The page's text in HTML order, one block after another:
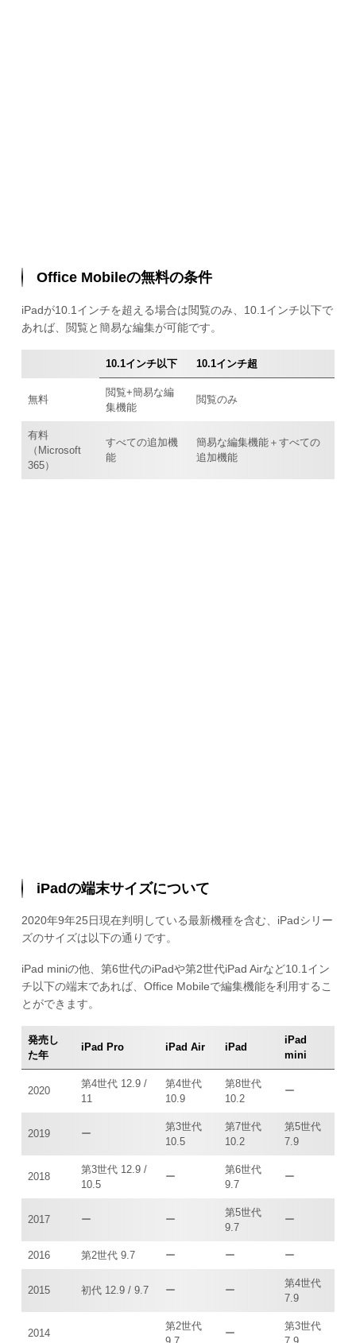
Office Mobileの無料の条件
iPadが10.1インチを超える場合は閲覧のみ、10.1インチ以下で
あれば、閲覧と簡易な編集が可能です。
10.1インチ以下 10.1インチ超
無料
閲覧+簡易な編
集機能
閲覧のみ
有料
（Microsoft
365）
すべての追加機
能
簡易な編集機能＋すべての
追加機能
iPadの端末サイズについて
2020年9年25日現在判明している最新機種を含む、iPadシリー
ズのサイズは以下の通りです。
iPad miniの他、第6世代のiPadや第2世代iPad Airなど10.1イン
チ以下の端末であれば、Office Mobileで編集機能を利用するこ
とができます。
発売し
た年
iPad Pro iPad Air iPad
iPad
mini
2020
第4世代 12.9 /
11
第4世代
10.9
第8世代
10.2
ー
2019 ー
第3世代
10.5
第7世代
10.2
第5世代
7.9
2018
第3世代 12.9 /
10.5
ー
第6世代
9.7
ー
2017 ー ー
第5世代
9.7
ー
2016 第2世代 9.7 ー ー ー
2015 初代 12.9 / 9.7 ー ー
第4世代
7.9
2014
第2世代
ー
第3世代